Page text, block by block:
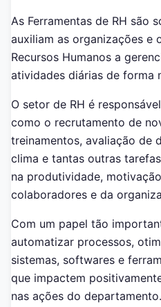
As Ferramentas de RH são
auxiliam as organizações e
Recursos Humanos a
atividades diárias de forma
O setor de RH é
como o recrutamento de
treinamentos, avaliação de
clima e tantas outras
na produtividade,
colaboradores e da
Com um papel tão
automatizar processos,
sistemas, softwares e
que impactem
nas ações do departamento.